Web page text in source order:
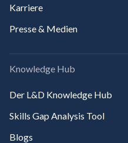
Karriere
Presse & Medien
Knowledge Hub
Der L&D Knowledge Hub
Skills Gap Analysis Tool
Blogs